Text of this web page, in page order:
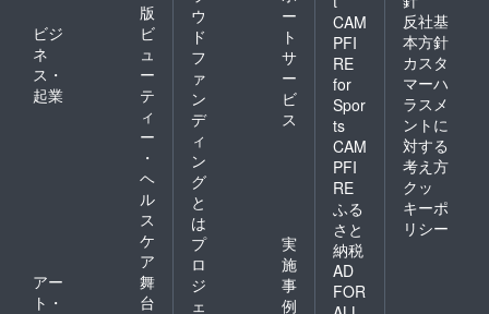
版
ビジ
ネ
ス・
起業
ビ
ュ
ー
テ
ィ
ー
・
ヘ
ル
ス
ケ
ア
アー
ト・
舞
台
ウ
ド
フ
ァ
ン
デ
ィ
ン
グ
と
は
ー
ト
サ
ー
ビ
ス
プ
ロ
ジ
ェ
実
施
事
例
CAM
PFI
RE
for
Spor
ts
CAM
PFI
RE
ふる
さと
納税
AD
FOR
反社基
本方針
カスタ
マーハ
ラスメ
ントに
対する
考え方
クッ
キーポ
リシー